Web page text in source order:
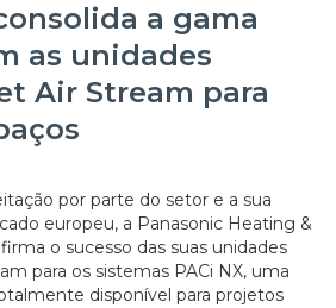
a gama
as unidades
Air Stream para
por parte do setor e a sua
europeu, a Panasonic Heating &
o sucesso das suas unidades
para os sistemas PACi NX, uma
disponível para projetos